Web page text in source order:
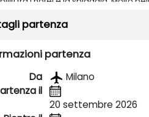
vicinanza a Naama Bay (10
Sid, zona di Hadaba, a 1500 m
Il Mercato, 10 km da
partenza
partenza
Da
Milano
il
20 settembre 2026